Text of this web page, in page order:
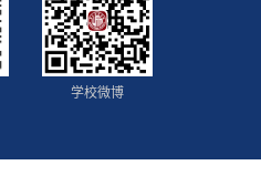
学校微博